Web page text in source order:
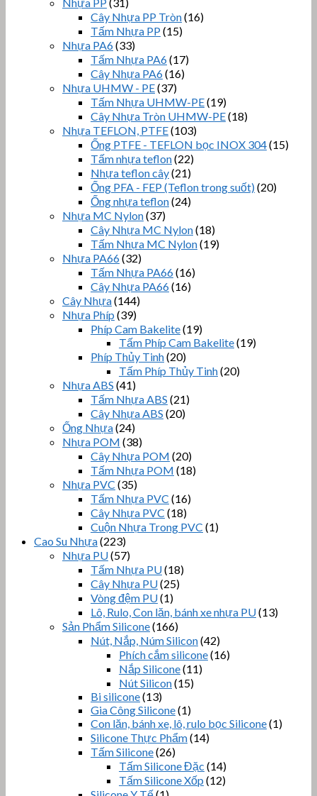
Cây Nhựa PP Tròn(16)
Tấm Nhựa PP (15)
Nhựa PA6(33)
Tấm Nhựa PA6(17)
Cây Nhựa PA6(16)
Nhựa UHMW - PE(37)
Tấm Nhựa UHMW-PE(19)
Cây Nhựa Tròn UHMW-PE(18)
Nhựa TEFLON, PTFE(103)
Ống PTFE - TEFLON bọc INOX 304(15)
Tấm nhựa teflon(22)
Nhựa teflon cây(21)
Ống PFA - FEP (Teflon trong suốt)(20)
Ống nhựa teflon(24)
Nhựa MC Nylon(37)
Cây Nhựa MC Nylon(18)
Tấm Nhựa MC Nylon(19)
Nhựa PA66(32)
Tấm Nhựa PA66(16)
Cây Nhựa PA66(16)
Cây Nhựa(144)
Nhựa Phíp (39)
Phíp Cam Bakelite(19)
Tấm Phíp Cam Bakelite(19)
Phíp Thủy Tinh(20)
Tấm Phíp Thủy Tinh(20)
Nhựa ABS (41)
Tấm Nhựa ABS (21)
Cây Nhựa ABS (20)
Ống Nhựa(24)
Nhựa POM (38)
Cây Nhựa POM (20)
Tấm Nhựa POM (18)
Nhựa PVC (35)
Tấm Nhựa PVC (16)
Cây Nhựa PVC (18)
Cuộn Nhựa Trong PVC (1)
Cao Su Nhựa(223)
Nhựa PU(57)
Tấm Nhựa PU(18)
Cây Nhựa PU(25)
Vòng đệm PU(1)
Lô, Rulo, Con lăn, bánh xe nhựa PU(13)
Sản Phẩm Silicone(166)
Nút, Nắp, Núm Silicon(42)
Phích cắm silicone(16)
Nắp Silicone(11)
Nút Silicon(15)
Bi silicone(13)
Gia Công Silicone(1)
Con lăn, bánh xe, lô, rulo bọc Silicone(1)
Silicone Thực Phẩm(14)
Tấm Silicone(26)
Tấm Silicone Đặc (14)
Tấm Silicone Xốp (12)